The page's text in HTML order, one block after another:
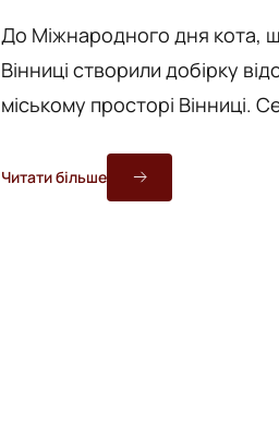
До Міжнародного дня кота,
Вінниці створили добірку
міському просторі Вінниці.
вході до Центрального
версій, вона відображає
Читати більше